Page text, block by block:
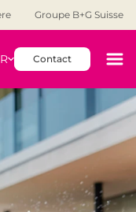
Groupe B+G Suisse
Contact